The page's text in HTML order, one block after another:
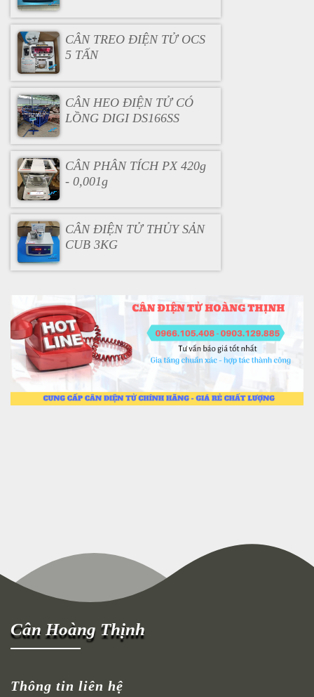
CÂN TREO ĐIỆN TỬ OCS
5 TẤN
CÂN HEO ĐIỆN TỬ CÓ
LỒNG DIGI DS166SS
CÂN PHÂN TÍCH PX 420g
- 0,001g
CÂN ĐIỆN TỬ THỦY SẢN
CUB 3KG
Cân Hoàng Thịnh
Thông tin liên hệ